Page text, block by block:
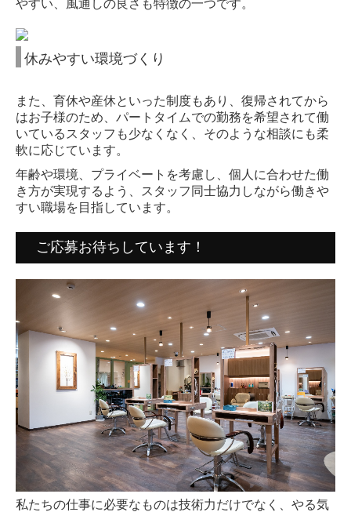
やすい、風通しの良さも特徴の一つです。
休みやすい環境づくり
また、育休や産休といった制度もあり、復帰されてから
はお子様のため、パートタイムでの勤務を希望されて働
いているスタッフも少なくなく、そのような相談にも柔
軟に応じています。
年齢や環境、プライベートを考慮し、個人に合わせた働
き方が実現するよう、スタッフ同士協力しながら働きや
すい職場を目指しています。
ご応募お待ちしています！
私たちの仕事に必要なものは技術力だけでなく、やる気